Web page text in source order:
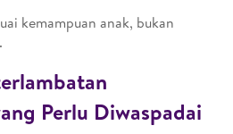
kemampuan anak, bukan
Perlu Diwaspadai